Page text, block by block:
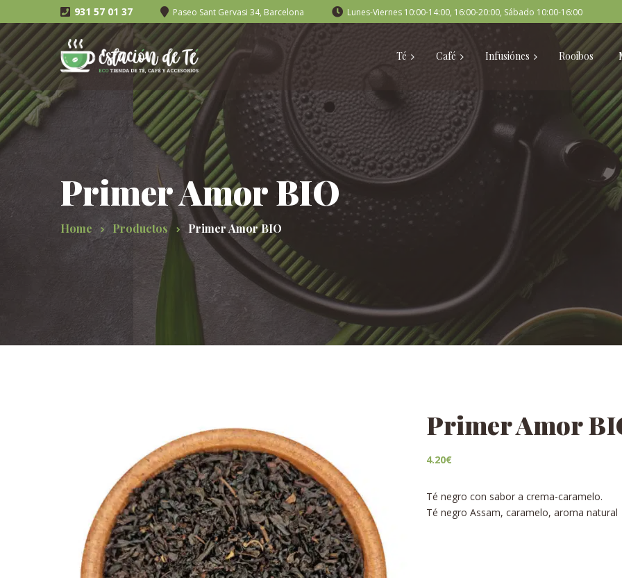
931 57 01 37 Paseo Sant Gervasi 34, Barcelona Lunes-Viernes 10:00-14:00, 16:00-20:00, Sábado 10:00-16:00
Té Café Infusiónes Rooibos
Primer Amor BIO
Home Productos Primer Amor BIO
Primer Amor
4.20€
Té negro con sabor a crema-caramelo.
Té negro Assam, caramelo, aroma natural